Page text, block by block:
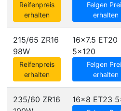
Reifenpreis
erhalten
Felgen
erhalten
215/65 ZR16
98W
Reifenpreis
erhalten
16x7.5 ET20
5x120
Felgen
erhalten
235/60 ZR16
16x8 ET23